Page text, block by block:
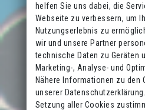
helfen Sie uns dabei, die
Webseite zu verbessern, um
Nutzungserlebnis zu
wir und unsere Partner
technische Daten zu Geräten
Marketing-, Analyse- und
Nähere Informationen zu den
unserer
Setzung aller Cookies